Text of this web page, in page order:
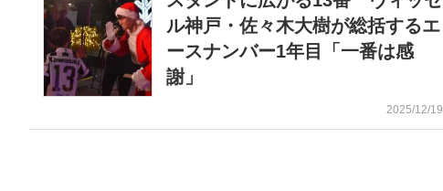
ル神戸・佐々木大樹が総括するエ
ースナンバー1年目「一番は感
謝」
2025/12/19